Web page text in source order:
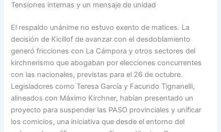
Tensiones internas y un mensaje de unidad
El respaldo unánime no estuvo exento de matices. La
decisión de Kicillof de avanzar con el desdoblamiento
generó fricciones con La Cámpora y otros sectores del
kirchnerismo que abogaban por elecciones concurrentes
con las nacionales, previstas para el 26 de octubre.
Legisladores como Teresa García y Facundo Tignanelli,
alineados con Máximo Kirchner, habían presentado un
proyecto para suspender las PASO provinciales y unificar
los comicios, una iniciativa que desde el entorno del